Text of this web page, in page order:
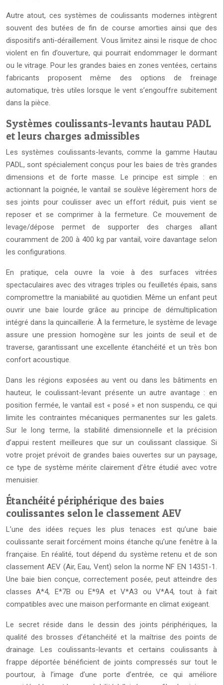
Autre atout, ces systèmes de coulissants modernes intègrent
souvent des butées de fin de course amorties ainsi que des
dispositifs anti-déraillement. Vous limitez ainsi le risque de choc
violent en fin d’ouverture, qui pourrait endommager le dormant
ou le vitrage. Pour les grandes baies en zones ventées, certains
fabricants proposent même des options de freinage
automatique, très utiles lorsque le vent s’engouffre subitement
dans la pièce.
Systèmes coulissants-levants hautau PADL
et leurs charges admissibles
Les systèmes coulissants-levants, comme la gamme Hautau
PADL, sont spécialement conçus pour les baies de très grandes
dimensions et de forte masse. Le principe est simple : en
actionnant la poignée, le vantail se soulève légèrement hors de
ses joints pour coulisser avec un effort réduit, puis vient se
reposer et se comprimer à la fermeture. Ce mouvement de
levage/dépose permet de supporter des charges allant
couramment de 200 à 400 kg par vantail, voire davantage selon
les configurations.
En pratique, cela ouvre la voie à des surfaces vitrées
spectaculaires avec des vitrages triples ou feuilletés épais, sans
compromettre la maniabilité au quotidien. Même un enfant peut
ouvrir une baie lourde grâce au principe de démultiplication
intégré dans la quincaillerie. À la fermeture, le système de levage
assure une pression homogène sur les joints de seuil et de
traverse, garantissant une excellente étanchéité et un très bon
confort acoustique.
Dans les régions exposées au vent ou dans les bâtiments en
hauteur, le coulissant-levant présente un autre avantage : en
position fermée, le vantail est « posé » et non suspendu, ce qui
limite les contraintes mécaniques permanentes sur les galets.
Sur le long terme, la stabilité dimensionnelle et la précision
d’appui restent meilleures que sur un coulissant classique. Si
votre projet prévoit de grandes baies ouvertes sur un paysage,
ce type de système mérite clairement d’être étudié avec votre
menuisier.
Étanchéité périphérique des baies
coulissantes selon le classement AEV
L’une des idées reçues les plus tenaces est qu’une baie
coulissante serait forcément moins étanche qu’une fenêtre à la
française. En réalité, tout dépend du système retenu et de son
classement AEV (Air, Eau, Vent) selon la norme NF EN 14351-1.
Une baie bien conçue, correctement posée, peut atteindre des
classes A*4, E*7B ou E*9A et V*A3 ou V*A4, tout à fait
compatibles avec une maison performante en climat exigeant.
Le secret réside dans le dessin des joints périphériques, la
qualité des brosses d’étanchéité et la maîtrise des points de
drainage. Les coulissants-levants et certains coulissants à
frappe déportée bénéficient de joints compressés sur tout le
pourtour, à l’image d’une porte d’entrée, ce qui améliore